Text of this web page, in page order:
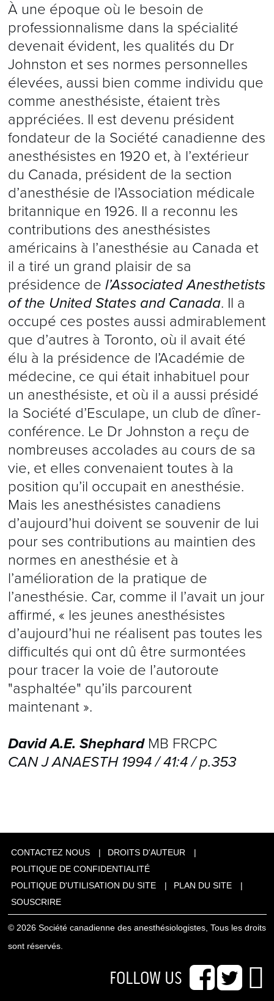
À une époque où le besoin de
professionnalisme dans la spécialité
devenait évident, les qualités du Dr
Johnston et ses normes personnelles
élevées, aussi bien comme individu que
comme anesthésiste, étaient très
appréciées. Il est devenu président
fondateur de la Société canadienne des
anesthésistes en 1920 et, à l’extérieur
du Canada, président de la section
d’anesthésie de l’Association médicale
britannique en 1926. Il a reconnu les
contributions des anesthésistes
américains à l’anesthésie au Canada et
il a tiré un grand plaisir de sa
présidence de l’Associated Anesthetists
of the United States and Canada. Il a
occupé ces postes aussi admirablement
que d’autres à Toronto, où il avait été
élu à la présidence de l’Académie de
médecine, ce qui était inhabituel pour
un anesthésiste, et où il a aussi présidé
la Société d’Esculape, un club de dîner-
conférence. Le Dr Johnston a reçu de
nombreuses accolades au cours de sa
vie, et elles convenaient toutes à la
position qu’il occupait en anesthésie.
Mais les anesthésistes canadiens
d’aujourd’hui doivent se souvenir de lui
pour ses contributions au maintien des
normes en anesthésie et à
l’amélioration de la pratique de
l’anesthésie. Car, comme il l’avait un jour
affirmé, « les jeunes anesthésistes
d’aujourd’hui ne réalisent pas toutes les
difficultés qui ont dû être surmontées
pour tracer la voie de l’autoroute
"asphaltée" qu’ils parcourent
maintenant ».
David A.E. ShephardMB FRCPC
CAN J ANAESTH 1994 / 41:4 / p.353
CONTACTEZ NOUS
DROITS D'AUTEUR
POLITIQUE DE CONFIDENTIALITÉ
POLITIQUE D'UTILISATION DU SITE
PLAN DU SITE
SOUSCRIRE
© 2026 Société canadienne des anesthésiologistes, Tous les droits
sont réservés.
FOLLOW US